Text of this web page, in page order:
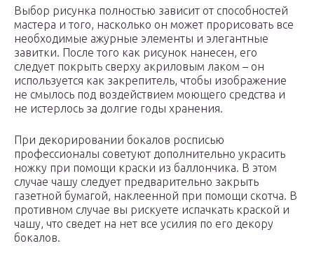
Выбор рисунка полностью зависит от способностей
мастера и того, насколько он может прорисовать все
необходимые ажурные элементы и элегантные
завитки. После того как рисунок нанесен, его
следует покрыть сверху акриловым лаком – он
используется как закрепитель, чтобы изображение
не смылось под воздействием моющего средства и
не истерлось за долгие годы хранения.
При декорировании бокалов росписью
профессионалы советуют дополнительно украсить
ножку при помощи краски из баллончика. В этом
случае чашу следует предварительно закрыть
газетной бумагой, наклеенной при помощи скотча. В
противном случае вы рискуете испачкать краской и
чашу, что сведет на нет все усилия по его декору
бокалов.